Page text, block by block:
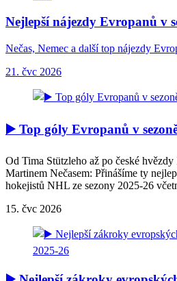
Nejlepší nájezdy Evropanů v
Nečas, Nemec a další top nájezdy
21. čvc 2026
▶️ Top góly Evropanů v
Od Tima Stützleho až po české hvězdy
Martinem Nečasem: Přinášíme ty
hokejistů NHL ze sezony 2025-26
15. čvc 2026